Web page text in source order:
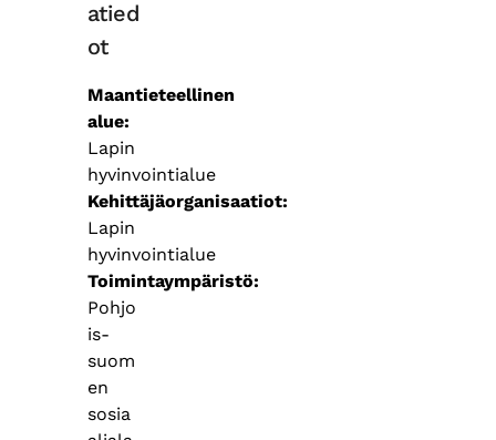
atied
ot
Maantieteellinen
alue
Lapin
hyvinvointialue
Kehittäjäorganisaatiot
Lapin
hyvinvointialue
Toimintaympäristö
Pohjo
is-
suom
en
sosia